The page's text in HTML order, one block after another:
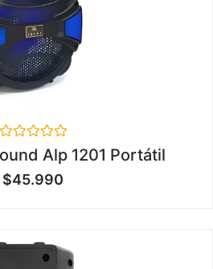
Valorado
en
0
de
Alp 1201 Portátil
$45.990